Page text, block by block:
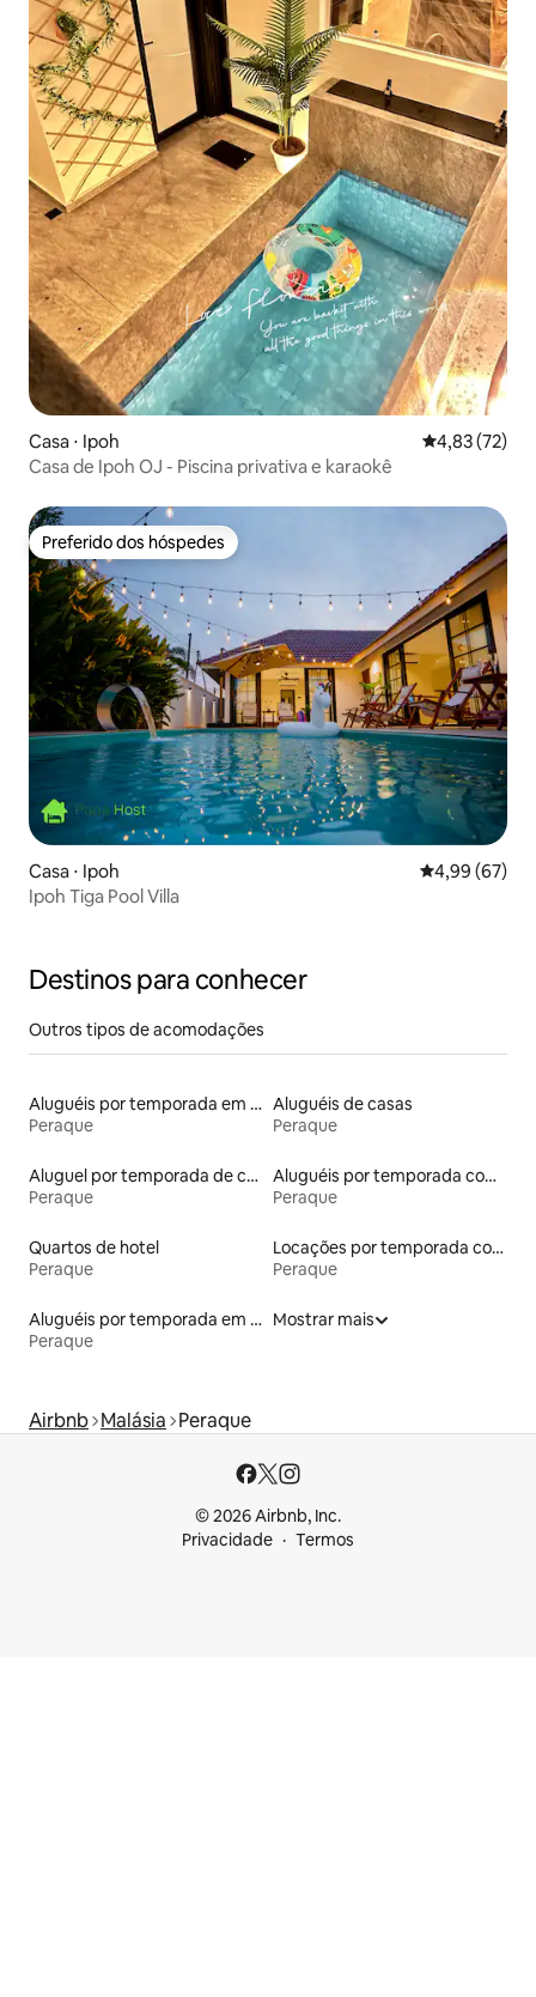
Casa ⋅ Ipoh 4,83 de uma
4,83 (72)
Casa de Ipoh OJ - Piscina privativa e karaokê
Preferido dos hóspedes
Preferido dos hóspedes
Casa ⋅ Ipoh 4,99 de uma
4,99 (67)
Ipoh Tiga Pool Villa
Destinos para conhecer
Outros tipos de acomodações
Aluguéis por temporada em albergue
Peraque
Aluguéis de casas
Peraque
Aluguel por temporada de casas de hóspedes
Peraque
Aluguéis por temporada com sauna
Peraque
Quartos de hotel
Peraque
Locações por temporada com piscina
Peraque
Aluguéis por temporada em hotéis-fazenda
Peraque
Mostrar mais
Airbnb Malásia Peraque
© 2026 Airbnb, Inc.
Privacidade
Termos